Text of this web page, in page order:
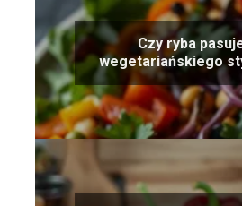
Czy ryba
wegetariańskiego